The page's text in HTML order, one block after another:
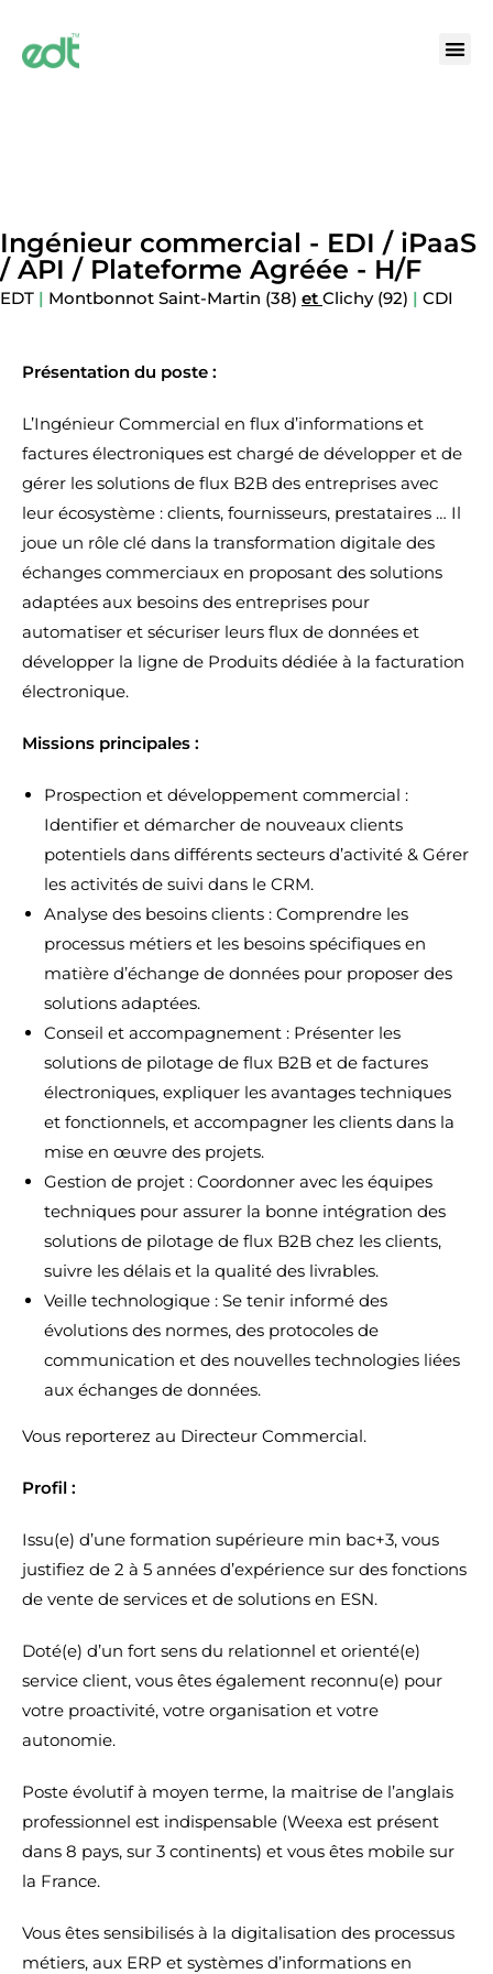
Ingénieur commercial - EDI / iPaaS
/ API / Plateforme Agréée - H/F
EDT | Montbonnot Saint-Martin (38) et Clichy (92) | CDI
Présentation du poste :
L’Ingénieur Commercial en flux d’informations et
factures électroniques est chargé de développer et de
gérer les solutions de flux B2B des entreprises avec
leur écosystème : clients, fournisseurs, prestataires … Il
joue un rôle clé dans la transformation digitale des
échanges commerciaux en proposant des solutions
adaptées aux besoins des entreprises pour
automatiser et sécuriser leurs flux de données et
développer la ligne de Produits dédiée à la facturation
électronique.
Missions principales :
Prospection et développement commercial :
Identifier et démarcher de nouveaux clients
potentiels dans différents secteurs d’activité & Gérer
les activités de suivi dans le CRM.
Analyse des besoins clients : Comprendre les
processus métiers et les besoins spécifiques en
matière d’échange de données pour proposer des
solutions adaptées.
Conseil et accompagnement : Présenter les
solutions de pilotage de flux B2B et de factures
électroniques, expliquer les avantages techniques
et fonctionnels, et accompagner les clients dans la
mise en œuvre des projets.
Gestion de projet : Coordonner avec les équipes
techniques pour assurer la bonne intégration des
solutions de pilotage de flux B2B chez les clients,
suivre les délais et la qualité des livrables.
Veille technologique : Se tenir informé des
évolutions des normes, des protocoles de
communication et des nouvelles technologies liées
aux échanges de données.
Vous reporterez au Directeur Commercial.
Profil :
Issu(e) d’une formation supérieure min bac+3, vous
justifiez de 2 à 5 années d’expérience sur des fonctions
de vente de services et de solutions en ESN.
Doté(e) d’un fort sens du relationnel et orienté(e)
service client, vous êtes également reconnu(e) pour
votre proactivité, votre organisation et votre
autonomie.
Poste évolutif à moyen terme, la maitrise de l’anglais
professionnel est indispensable (Weexa est présent
dans 8 pays, sur 3 continents) et vous êtes mobile sur
la France.
Vous êtes sensibilisés à la digitalisation des processus
métiers, aux ERP et systèmes d’informations en